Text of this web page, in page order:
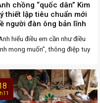
chồng “quốc dân” Kim
thiết lập tiêu chuẩn mới
người đàn ông bản lĩnh
hiểu điều em cần như điều
mong muốn”, thông điệp tuy